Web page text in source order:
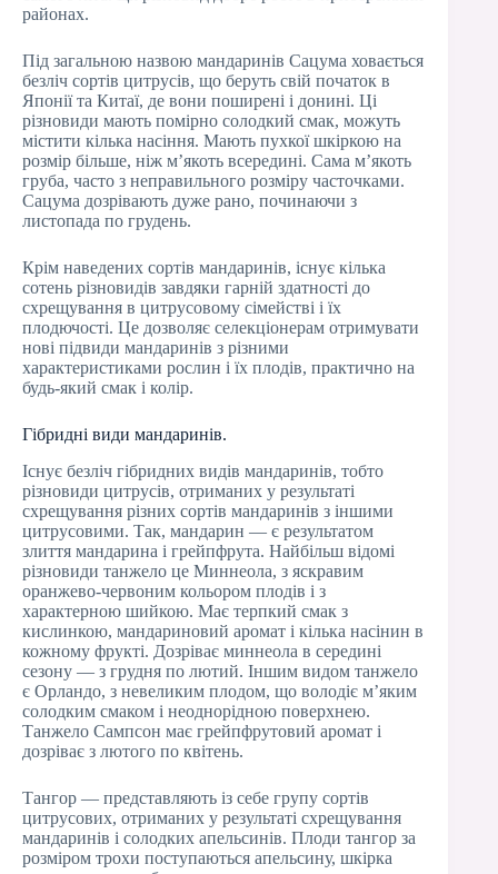
районах.
Під загальною назвою мандаринів Сацума ховається
безліч сортів цитрусів, що беруть свій початок в
Японії та Китаї, де вони поширені і донині. Ці
різновиди мають помірно солодкий смак, можуть
містити кілька насіння. Мають пухкої шкіркою на
розмір більше, ніж м’якоть всередині. Сама м’якоть
груба, часто з неправильного розміру часточками.
Сацума дозрівають дуже рано, починаючи з
листопада по грудень.
Крім наведених сортів мандаринів, існує кілька
сотень різновидів завдяки гарній здатності до
схрещування в цитрусовому сімействі і їх
плодючості. Це дозволяє селекціонерам отримувати
нові підвиди мандаринів з різними
характеристиками рослин і їх плодів, практично на
будь-який смак і колір.
Гібридні види мандаринів.
Існує безліч гібридних видів мандаринів, тобто
різновиди цитрусів, отриманих у результаті
схрещування різних сортів мандаринів з іншими
цитрусовими. Так, мандарин — є результатом
злиття мандарина і грейпфрута. Найбільш відомі
різновиди танжело це Миннеола, з яскравим
оранжево-червоним кольором плодів і з
характерною шийкою. Має терпкий смак з
кислинкою, мандариновий аромат і кілька насінин в
кожному фрукті. Дозріває миннеола в середині
сезону — з грудня по лютий. Іншим видом танжело
є Орландо, з невеликим плодом, що володіє м’яким
солодким смаком і неоднорідною поверхнею.
Танжело Сампсон має грейпфрутовий аромат і
дозріває з лютого по квітень.
Тангор — представляють із себе групу сортів
цитрусових, отриманих у результаті схрещування
мандаринів і солодких апельсинів. Плоди тангор за
розміром трохи поступаються апельсину, шкірка